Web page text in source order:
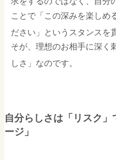
ことで「この深みを楽しめ
ださい」というスタンスを
そが、理想のお相手に深く
しさ」なのです。
自分らしさは「リスク
ージ」